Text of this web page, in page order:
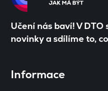
Učení nás baví! V
novinky a sdílíme to,
Informace